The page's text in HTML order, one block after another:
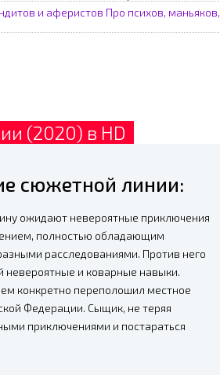
и аферистов Про психов, маньяков,
(2020) в HD
сюжетной линии:
ожидают невероятные приключения
полностью обладающим
расследованиями. Против него
и коварные навыки.
конкретно переполошил местное
Федерации. Сыщик, не теряя
приключениями и постараться